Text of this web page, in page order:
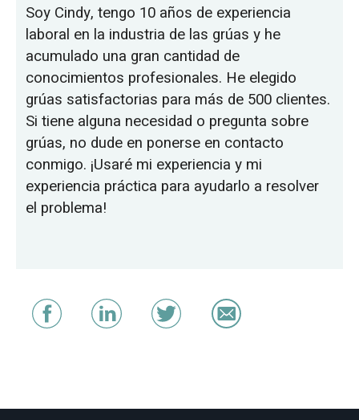
Soy Cindy, tengo 10 años de experiencia
laboral en la industria de las grúas y he
acumulado una gran cantidad de
conocimientos profesionales. He elegido
grúas satisfactorias para más de 500 clientes.
Si tiene alguna necesidad o pregunta sobre
grúas, no dude en ponerse en contacto
conmigo. ¡Usaré mi experiencia y mi
experiencia práctica para ayudarlo a resolver
el problema!